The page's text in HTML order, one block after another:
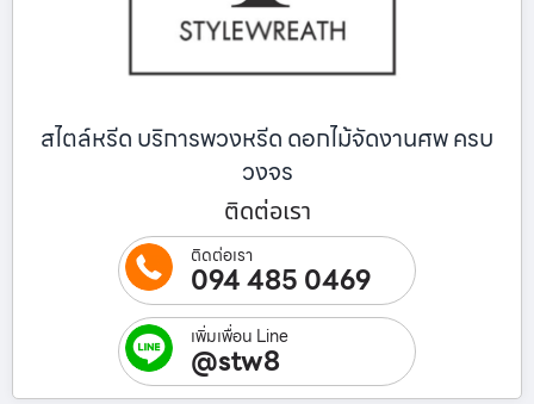
สไตล์หรีด บริการพวงหรีด ดอกไม้จัดงานศพ ครบ
วงจร
ติดต่อเรา
ติดต่อเรา
094 485 0469
เพิ่มเพื่อน Line
@stw8